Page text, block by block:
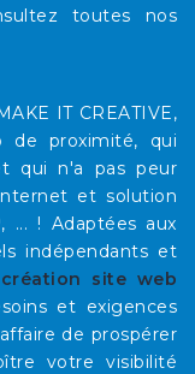
toutes nos
IT CREATIVE,
de proximité, qui
qui n'a pas peur
et solution
... ! Adaptées aux
indépendants et
création site web
et exigences
de prospérer
votre visibilité